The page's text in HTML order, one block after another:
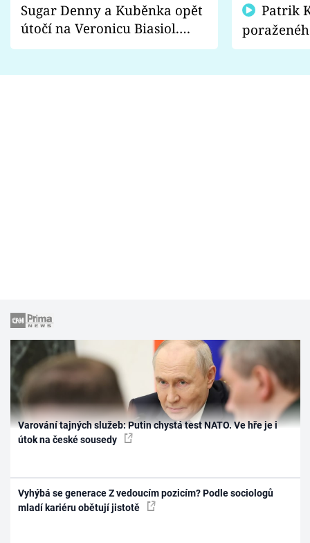
Sugar Denny a Kuběnka opět
útočí na Veronicu Biasiol.
Proč je podle nich falešná a
fanoušci
Varování tajných služeb: Putin chystá test NATO. Ve hře je i
útok na české sousedy
Vyhýbá se generace Z vedoucím pozicím? Podle sociologů
mladí kariéru obětují jistotě